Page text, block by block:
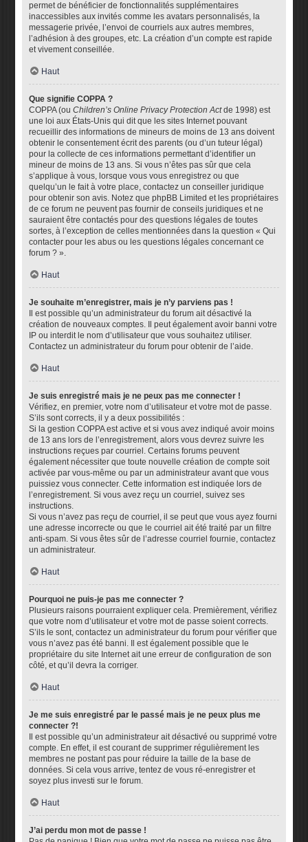
permet de bénéficier de fonctionnalités supplémentaires
inaccessibles aux invités comme les avatars personnalisés, la
messagerie privée, l’envoi de courriels aux autres membres,
l’adhésion à des groupes, etc. La création d’un compte est rapide
et vivement conseillée.
Haut
Que signifie COPPA ?
COPPA (ouChildren’s Online Privacy Protection Actde 1998) est
une loi aux États-Unis qui dit que les sites Internet pouvant
recueillir des informations de mineurs de moins de 13 ans doivent
obtenir le consentement écrit des parents (ou d’un tuteur légal)
pour la collecte de ces informations permettant d’identifier un
mineur de moins de 13 ans. Si vous n’êtes pas sûr que cela
s’applique à vous, lorsque vous vous enregistrez ou que
quelqu’un le fait à votre place, contactez un conseiller juridique
pour obtenir son avis. Notez que phpBB Limited et les propriétaires
de ce forum ne peuvent pas fournir de conseils juridiques et ne
sauraient être contactés pour des questions légales de toutes
sortes, à l’exception de celles mentionnées dans la question « Qui
contacter pour les abus ou les questions légales concernant ce
forum ? ».
Haut
Je souhaite m’enregistrer, mais je n’y parviens pas !
Il est possible qu’un administrateur du forum ait désactivé la
création de nouveaux comptes. Il peut également avoir banni votre
IP ou interdit le nom d’utilisateur que vous souhaitez utiliser.
Contactez un administrateur du forum pour obtenir de l’aide.
Haut
Je suis enregistré mais je ne peux pas me connecter !
Vérifiez, en premier, votre nom d’utilisateur et votre mot de passe.
S’ils sont corrects, il y a deux possibilités :
Si la gestion COPPA est active et si vous avez indiqué avoir moins
de 13 ans lors de l’enregistrement, alors vous devrez suivre les
instructions reçues par courriel. Certains forums peuvent
également nécessiter que toute nouvelle création de compte soit
activée par vous-même ou par un administrateur avant que vous
puissiez vous connecter. Cette information est indiquée lors de
l’enregistrement. Si vous avez reçu un courriel, suivez ses
instructions.
Si vous n’avez pas reçu de courriel, il se peut que vous ayez fourni
une adresse incorrecte ou que le courriel ait été traité par un filtre
anti-spam. Si vous êtes sûr de l’adresse courriel fournie, contactez
un administrateur.
Haut
Pourquoi ne puis-je pas me connecter ?
Plusieurs raisons pourraient expliquer cela. Premièrement, vérifiez
que votre nom d’utilisateur et votre mot de passe soient corrects.
S’ils le sont, contactez un administrateur du forum pour vérifier que
vous n’avez pas été banni. Il est également possible que le
propriétaire du site Internet ait une erreur de configuration de son
côté, et qu’il devra la corriger.
Haut
Je me suis enregistré par le passé mais je ne peux plus me
connecter ?!
Il est possible qu’un administrateur ait désactivé ou supprimé votre
compte. En effet, il est courant de supprimer régulièrement les
membres ne postant pas pour réduire la taille de la base de
données. Si cela vous arrive, tentez de vous ré-enregistrer et
soyez plus investi sur le forum.
Haut
J’ai perdu mon mot de passe !